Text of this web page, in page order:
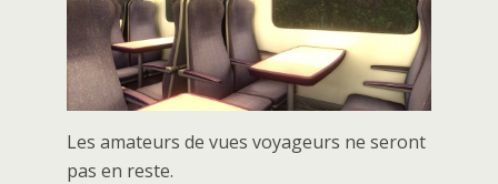
Les amateurs de vues voyageurs ne seront
pas en reste.